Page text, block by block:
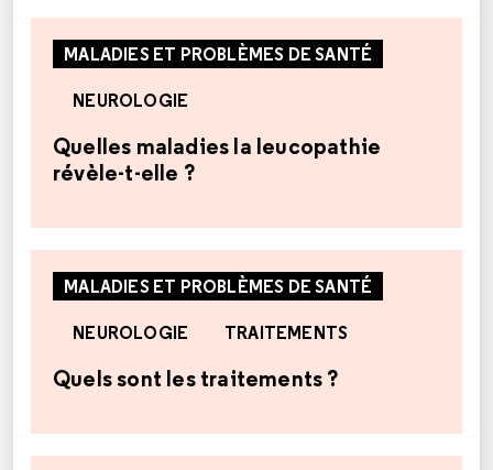
MALADIES ET PROBLÈMES DE SANTÉ
NEUROLOGIE
Quelles maladies la leucopathie
révèle-t-elle ?
MALADIES ET PROBLÈMES DE SANTÉ
NEUROLOGIE TRAITEMENTS
Quels sont les traitements ?